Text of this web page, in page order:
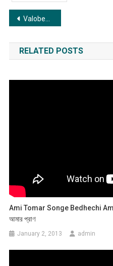
Post
navigation
Valobeshe Sokhi Nivrite Jotone | ভালোবেসে, সখী, নিভৃতে যতনে
RELATED POSTS
Ami Tomar Songe Bedhechi
আমার প্রাণ
January 2, 2013 admin